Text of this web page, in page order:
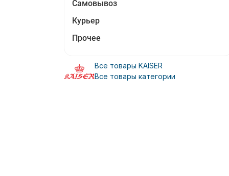
Самовывоз
Курьер
Прочее
Все товары KAISER
Все товары категории